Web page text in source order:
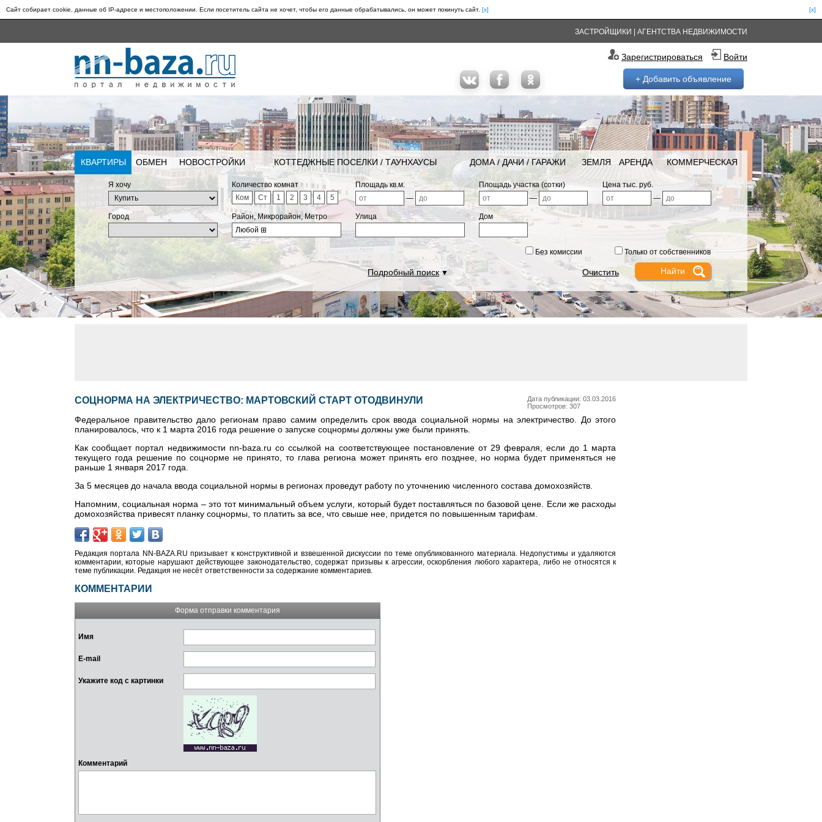
Сайт собирает cookie, данные об IP-адресе и местоположении. Если посетитель сайта не хочет, чтобы его данные обрабатывались, он может покинуть сайт. [x]
[x]
ЗАСТРОЙЩИКИ АГЕНТСТВА НЕДВИЖИМОСТИ
Зарегистрироваться Войти
+ Добавить объявление
КВАРТИРЫ ОБМЕН НОВОСТРОЙКИ КОТТЕДЖНЫЕ ПОСЕЛКИ / ТАУНХАУСЫ ДОМА / ДАЧИ / ГАРАЖИ ЗЕМЛЯ АРЕНДА КОММЕРЧЕСКАЯ
Я хочу
Количество комнат
Ком
Ст 1 2 3 4 5
Площадь кв.м.
—
Площадь участка (сотки)
—
Цена тыс. руб.
—
Город
Район, Микрорайон, Метро
Любой ⊞
Улица Дом
Без комиссии Только от собственников
Подробный поиск▼ Очистить
Дата публикации: 03.03.2016
Просмотров: 307
СОЦНОРМА НА ЭЛЕКТРИЧЕСТВО: МАРТОВСКИЙ СТАРТ ОТОДВИНУЛИ
Федеральное правительство дало регионам право самим определить срок ввода социальной нормы на электричество. До этого
планировалось, что к 1 марта 2016 года решение о запуске соцнормы должны уже были принять.
Как сообщает портал недвижимости nn-baza.ru со ссылкой на соответствующее постановление от 29 февраля, если до 1 марта
текущего года решение по соцнорме не принято, то глава региона может принять его позднее, но норма будет применяться не
раньше 1 января 2017 года.
За 5 месяцев до начала ввода социальной нормы в регионах проведут работу по уточнению численного состава домохозяйств.
Напомним, социальная норма – это тот минимальный объем услуги, который будет поставляться по базовой цене. Если же расходы
домохозяйства привесят планку соцнормы, то платить за все, что свыше нее, придется по повышенным тарифам.
Редакция портала NN-BAZA.RU призывает к конструктивной и взвешенной дискуссии по теме опубликованного материала. Недопустимы и удаляются
комментарии, которые нарушают действующее законодательство, содержат призывы к агрессии, оскорбления любого характера, либо не относятся к
теме публикации. Редакция не несёт ответственности за содержание комментариев.
КОММЕНТАРИИ
Форма отправки комментария
Имя
E-mail
Укажите код с картинки
Комментарий